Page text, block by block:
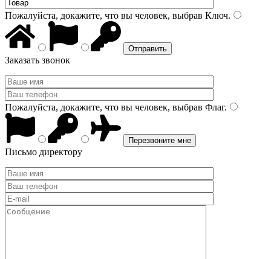
Пожалуйста, докажите, что вы человек, выбрав Ключ.
Заказать звонок
Пожалуйста, докажите, что вы человек, выбрав Флаг.
Письмо директору